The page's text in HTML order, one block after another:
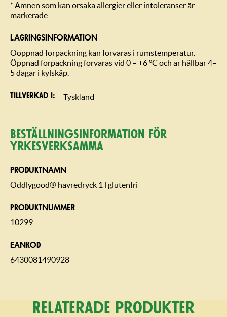
* Ämnen som kan orsaka allergier eller intoleranser är
markerade
LAGRINGSIN­FORMATION
Oöppnad förpackning kan förvaras i rumstemperatur.
Öppnad förpackning förvaras vid 0 – +6 °C och är hållbar 4–
5 dagar i kylskåp.
Tillverkad i Tyskland
Beställning­sin­for­mation för
yrkesverksamma
PRODUKTNAMN
Oddlygood® havredryck 1 l glutenfri
PRODUKTNUMMER
10299
EANKOD
6430081490928
Relaterade produkter